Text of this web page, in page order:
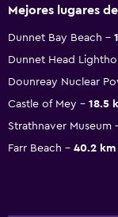
Mejores lugares
Dunnet Bay Beach
Dunnet Head
Dounreay Nuclear
Castle of Mey
18.5
Strathnaver Museum
Farr Beach
40.2 km